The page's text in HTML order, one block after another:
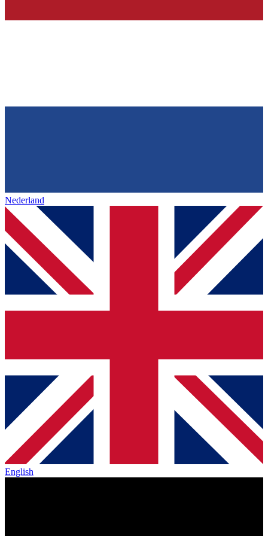
Nederland
English